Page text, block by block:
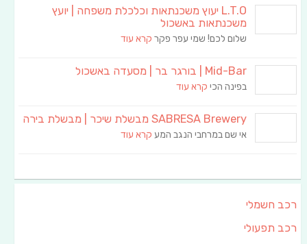
L.T.O יעוץ משכנתאות וכלכלת משפחה | יועץ
משכנתאות באשכול
שלום לכם! שמי עפר פקר קרא עוד
Mid-Bar | בורגר בר | מסעדה באשכול
בפינה הכי קרא עוד
SABRESA Brewery מבשלת שיכר | מבשלת בירה
אי שם במרחבי הנגב המע קרא עוד
רכב חשמלי
רכב תפעולי